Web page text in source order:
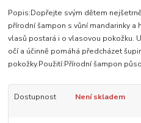
Popis:Dopřejte svým dětem
přírodní šampon s vůní mandarinky
vlasů postará i o vlasovou pokožku.
očí a účinně pomáhá předcházet
pokožky.Použití:Přírodní šampon
Dostupnost Není skladem